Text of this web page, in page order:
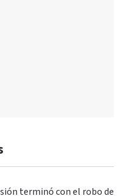
terminó con el robo de